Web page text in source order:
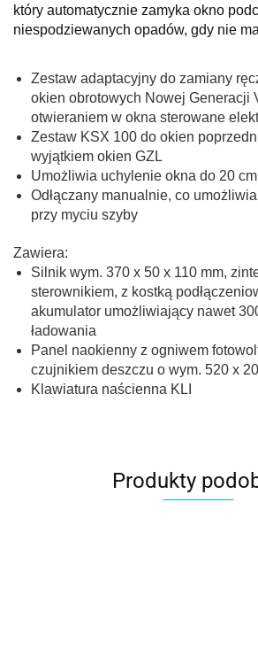
który automatycznie zamyka okno
niespodziewanych opadów, gdy nie
Zestaw adaptacyjny do zamiany
okien obrotowych Nowej Generacji
otwieraniem w okna sterowane
Zestaw KSX 100 do okien
wyjątkiem okien GZL
Umożliwia uchylenie okna do 20 cm
Odłączany manualnie, co
przy myciu szyby
Zawiera:
Silnik wym. 370 x 50 x 110 mm,
sterownikiem, z kostką
akumulator umożliwiający nawet
ładowania
Panel naokienny z ogniwem
czujnikiem deszczu o wym. 520 x
Klawiatura naścienna KLI
Produkty